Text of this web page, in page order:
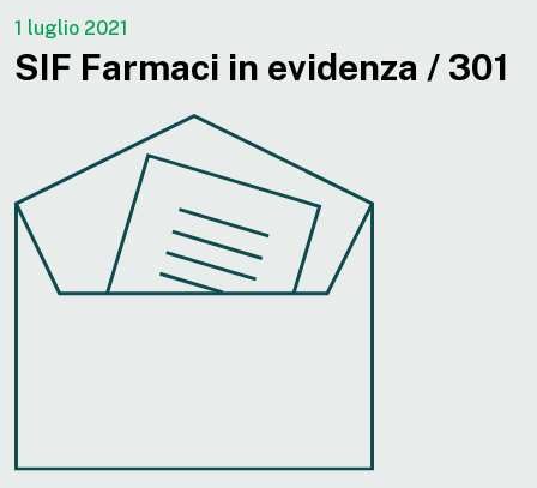
1 luglio 2021
SIF Farmaci in evidenza / 301